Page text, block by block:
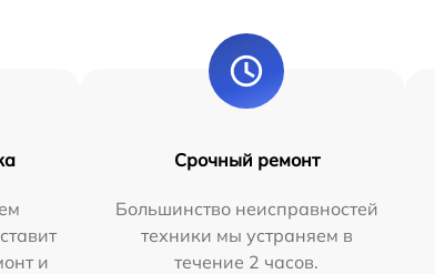
и
Срочный ремонт
Большинство неисправностей
техники мы устраняем в
течение 2 часов.